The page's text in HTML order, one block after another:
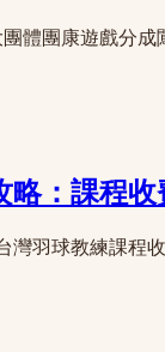
體團康遊戲分
：課程收
羽球教練課程